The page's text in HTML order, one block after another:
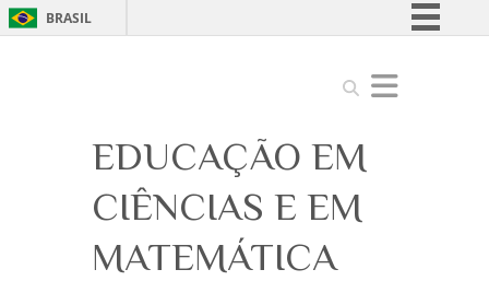
BRASIL
Comunica BR
Acesso à informação
Legislação
Canais
Search
EDUCAÇÃO EM
CIÊNCIAS E EM
MATEMÁTICA